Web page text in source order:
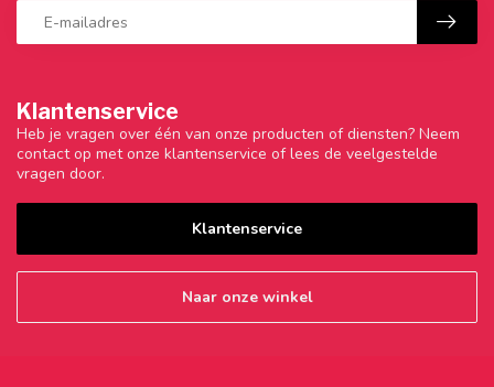
Klantenservice
Heb je vragen over één van onze producten of diensten? Neem
contact op met onze klantenservice of lees de veelgestelde
vragen door.
Klantenservice
Naar onze winkel